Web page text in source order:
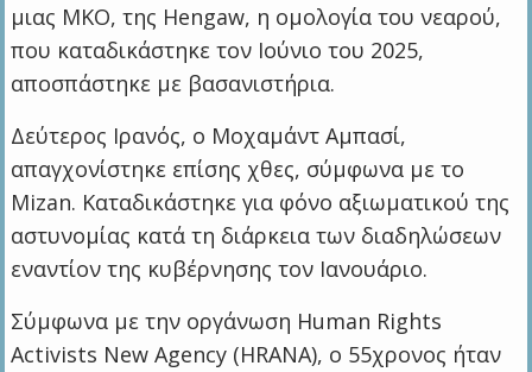
μιας ΜΚΟ, της Hengaw, η ομολογία του νεαρού,
που καταδικάστηκε τον Ιούνιο του 2025,
αποσπάστηκε με βασανιστήρια.
Δεύτερος Ιρανός, ο Μοχαμάντ Αμπασί,
απαγχονίστηκε επίσης χθες, σύμφωνα με το
Mizan. Καταδικάστηκε για φόνο αξιωματικού της
αστυνομίας κατά τη διάρκεια των διαδηλώσεων
εναντίον της κυβέρνησης τον Ιανουάριο.
Σύμφωνα με την οργάνωση Human Rights
Activists New Agency (HRANA), ο 55χρονος ήταν